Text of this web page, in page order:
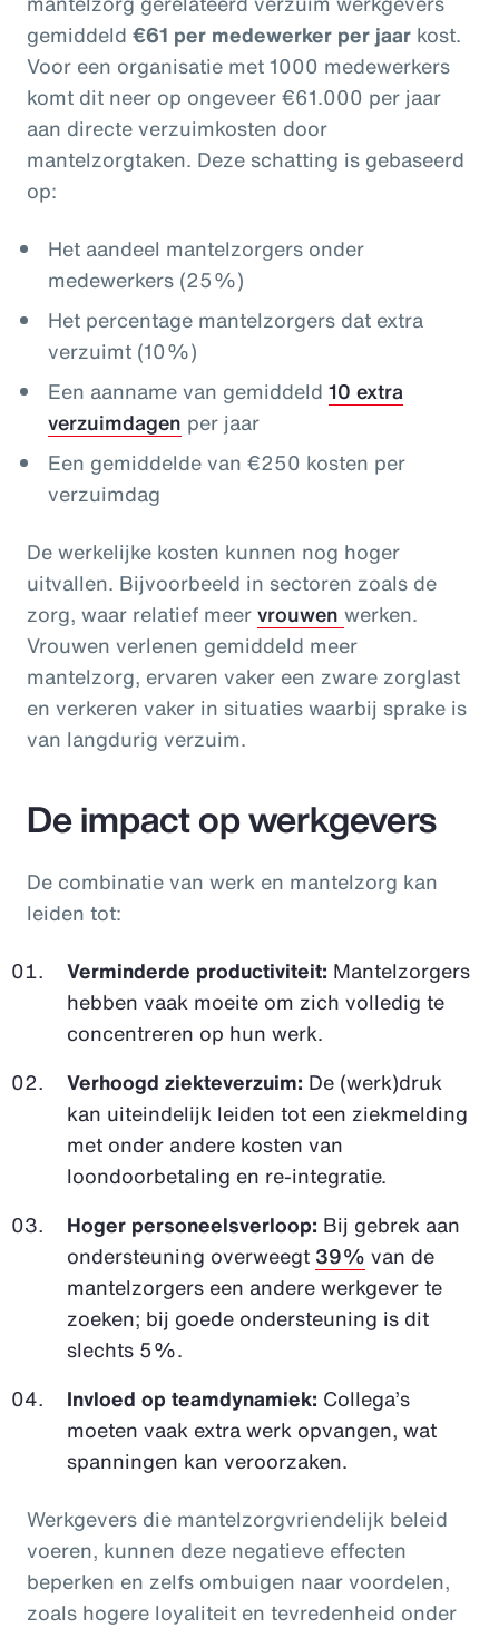
gemiddeld €61 per medewerker per jaar kost.
Voor een organisatie met 1000 medewerkers
komt dit neer op ongeveer €61.000 per jaar
aan directe verzuimkosten door
mantelzorgtaken. Deze schatting is gebaseerd
op:
Het aandeel mantelzorgers onder
medewerkers (25%)
Het percentage mantelzorgers dat extra
verzuimt (10%)
Een aanname van gemiddeld 10 extra
verzuimdagen per jaar
Een gemiddelde van €250 kosten per
verzuimdag
De werkelijke kosten kunnen nog hoger
uitvallen. Bijvoorbeeld in sectoren zoals de
zorg, waar relatief meervrouwen werken.
Vrouwen verlenen gemiddeld meer
mantelzorg, ervaren vaker een zware zorglast
en verkeren vaker in situaties waarbij sprake is
van langdurig verzuim.
De impact op werkgevers
De combinatie van werk en mantelzorg kan
leiden tot:
Verminderde productiviteit: Mantelzorgers
hebben vaak moeite om zich volledig te
concentreren op hun werk.
Verhoogd ziekteverzuim: De (werk)druk
kan uiteindelijk leiden tot een ziekmelding
met onder andere kosten van
loondoorbetaling en re-integratie.
Hoger personeelsverloop: Bij gebrek aan
ondersteuning overweegt 39% van de
mantelzorgers een andere werkgever te
zoeken; bij goede ondersteuning is dit
slechts 5%.
Invloed op teamdynamiek: Collega’s
moeten vaak extra werk opvangen, wat
spanningen kan veroorzaken.
Werkgevers die mantelzorgvriendelijk beleid
voeren, kunnen deze negatieve effecten
beperken en zelfs ombuigen naar voordelen,
zoals hogere loyaliteit en tevredenheid onder